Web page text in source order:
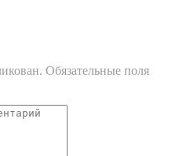
Обязательные поля